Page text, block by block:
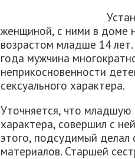
женщиной, с ними в доме
возрастом младше 14
года мужчина
неприкосновенности
сексуального характера.
Уточняется, что младшую
характера, совершил с
этого, подсудимый делал
материалов. Старшей